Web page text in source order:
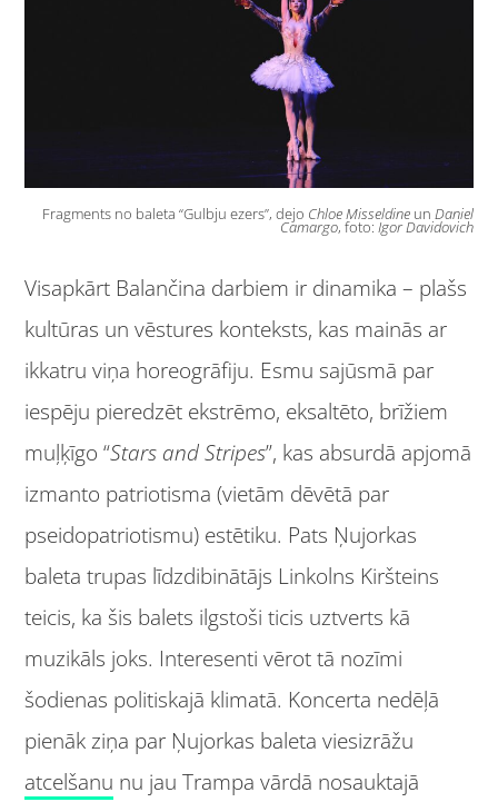
Fragments no baleta “Gulbju ezers”, dejo Chloe Misseldineun Daniel
Camargo, foto: Igor Davidovich
Visapkārt Balančina darbiem ir dinamika – plašs
kultūras un vēstures konteksts, kas mainās ar
ikkatru viņa horeogrāfiju. Esmu sajūsmā par
iespēju pieredzēt ekstrēmo, eksaltēto, brīžiem
muļķīgo “Stars and Stripes”, kas absurdā apjomā
izmanto patriotisma (vietām dēvētā par
pseidopatriotismu) estētiku. Pats Ņujorkas
baleta trupas līdzdibinātājs Linkolns Kiršteins
teicis, ka šis balets ilgstoši ticis uztverts kā
muzikāls joks. Interesenti vērot tā nozīmi
šodienas politiskajā klimatā. Koncerta nedēļā
pienāk ziņa par Ņujorkas baleta viesizrāžu
atcelšanu nu jau Trampa vārdā nosauktajā